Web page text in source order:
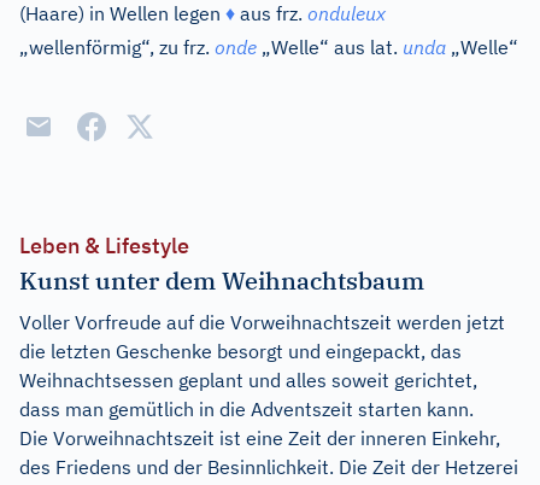
(Haare) in Wellen legen ♦ aus frz. onduleux
„wellenförmig“, zu frz. onde „Welle“ aus lat. unda „Welle“
Leben & Lifestyle
Kunst unter dem Weihnachtsbaum
Voller Vorfreude auf die Vorweihnachtszeit werden jetzt
die letzten Geschenke besorgt und eingepackt, das
Weihnachtsessen geplant und alles soweit gerichtet,
dass man gemütlich in die Adventszeit starten kann.
Die Vorweihnachtszeit ist eine Zeit der inneren Einkehr,
des Friedens und der Besinnlichkeit. Die Zeit der Hetzerei